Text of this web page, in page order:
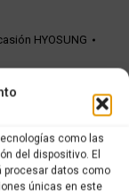
como las
del dispositivo. El
datos como
únicas en este
HYOSUNG